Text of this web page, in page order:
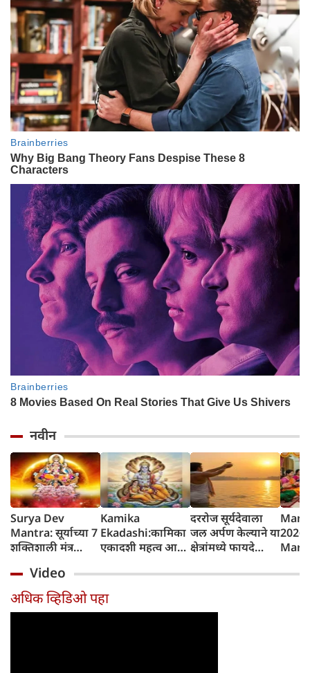
नवीन
Surya Dev
Mantra: सूर्याच्या 7
शक्तिशाली मंत्र
पूर्ण होतात, रविवारी
कोणत्याही एका
मंत्राचा जप करा
Kamika
Ekadashi:कामिका
एकादशी महत्व आणि
दररोज सूर्यदेवाला
जल अर्पण केल्याने या
क्षेत्रांमध्ये फायदे
विशेष महत्त्व
2026
Video
अधिक व्हिडिओ पहा